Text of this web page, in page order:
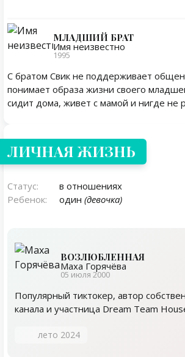
МЛАДШИЙ БРАТ
Имя неизвестно
1995
С братом Свик не поддерживает
понимает образа жизни своего
сидит дома, живет с мамой и нигде не
Личная жизнь
ЛИЧНАЯ ЖИЗНЬ
Статус:
в отношениях
Ребенок:
один (девочка)
ВОЗЛЮБЛЕННАЯ
Маха Горячёва
05 июля 2000
Популярный тиктокер, автор
канала и участница Dream Team
лето 2024